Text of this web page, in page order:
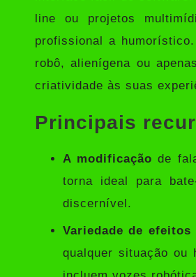
line ou projetos
profissional a
robô, alienígena ou
criatividade às suas
Principais
A modificação de
torna ideal para
discernível.
Variedade de efeitos
qualquer situação ou